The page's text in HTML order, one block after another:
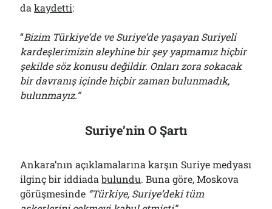
dakaydetti:
“Bizim Türkiye’de ve Suriye’de yaşayan Suriyeli
kardeşlerimizin aleyhine bir şey yapmamız hiçbir
şekilde söz konusu değildir. Onları zora sokacak
bir davranış içinde hiçbir zaman bulunmadık,
bulunmayız.”
Suriye’nin O Şartı
Ankara’nın açıklamalarına karşın Suriye medyası
ilginç bir iddiadabulundu. Buna göre, Moskova
görüşmesinde “Türkiye, Suriye’deki tüm